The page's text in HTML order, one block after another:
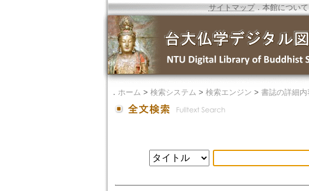
サイトマップ．本館について
． ホーム > 検索システム > 検索エンジン > 書誌の詳細内